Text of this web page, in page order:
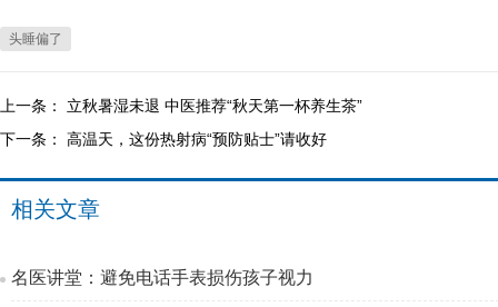
头睡偏了
上一条： 立秋暑湿未退 中医推荐“秋天第一杯养生茶”
下一条： 高温天，这份热射病“预防贴士”请收好
相关文章
名医讲堂：避免电话手表损伤孩子视力